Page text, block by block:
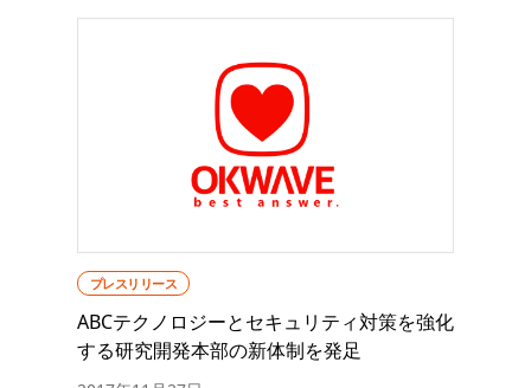
プレスリリース
ABCテクノロジーとセキュリティ対策を強化
する研究開発本部の新体制を発足